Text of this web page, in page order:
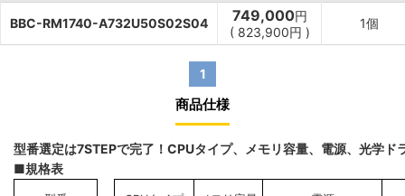
BBC-RM1740-A732U50S02S04 749,000円
( 823,900円 )
1個
1
商品仕様
型番選定は7STEPで完了！CPUタイプ、メモリ容量、電源、光学
■規格表